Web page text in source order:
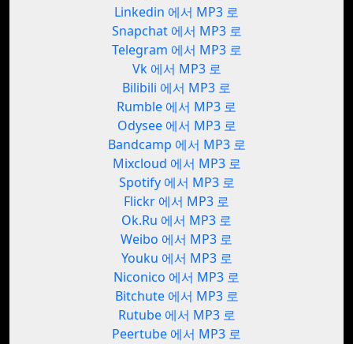
Linkedin 에서 MP3 로
Snapchat 에서 MP3 로
Telegram 에서 MP3 로
Vk 에서 MP3 로
Bilibili 에서 MP3 로
Rumble 에서 MP3 로
Odysee 에서 MP3 로
Bandcamp 에서 MP3 로
Mixcloud 에서 MP3 로
Spotify 에서 MP3 로
Flickr 에서 MP3 로
Ok.Ru 에서 MP3 로
Weibo 에서 MP3 로
Youku 에서 MP3 로
Niconico 에서 MP3 로
Bitchute 에서 MP3 로
Rutube 에서 MP3 로
Peertube 에서 MP3 로